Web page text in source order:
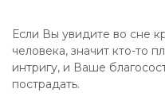
Если Вы увидите во сне
человека, значит кто-то
интригу, и Ваше
пострадать.